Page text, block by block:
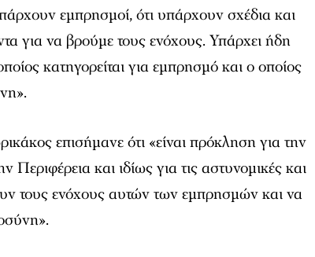
εμπρησμοί, ότι υπάρχουν σχέδια και
για να βρούμε τους ενόχους. Υπάρχει ήδη
κατηγορείται για εμπρησμό και ο οποίος
επισήμανε ότι «είναι πρόκληση για την
Περιφέρεια και ιδίως για τις αστυνομικές και
τους ενόχους αυτών των εμπρησμών και να